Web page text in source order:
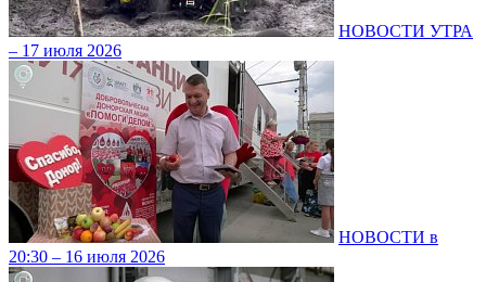
НОВОСТИ УТРА
– 17 июля 2026
НОВОСТИ в
20:30 – 16 июля 2026